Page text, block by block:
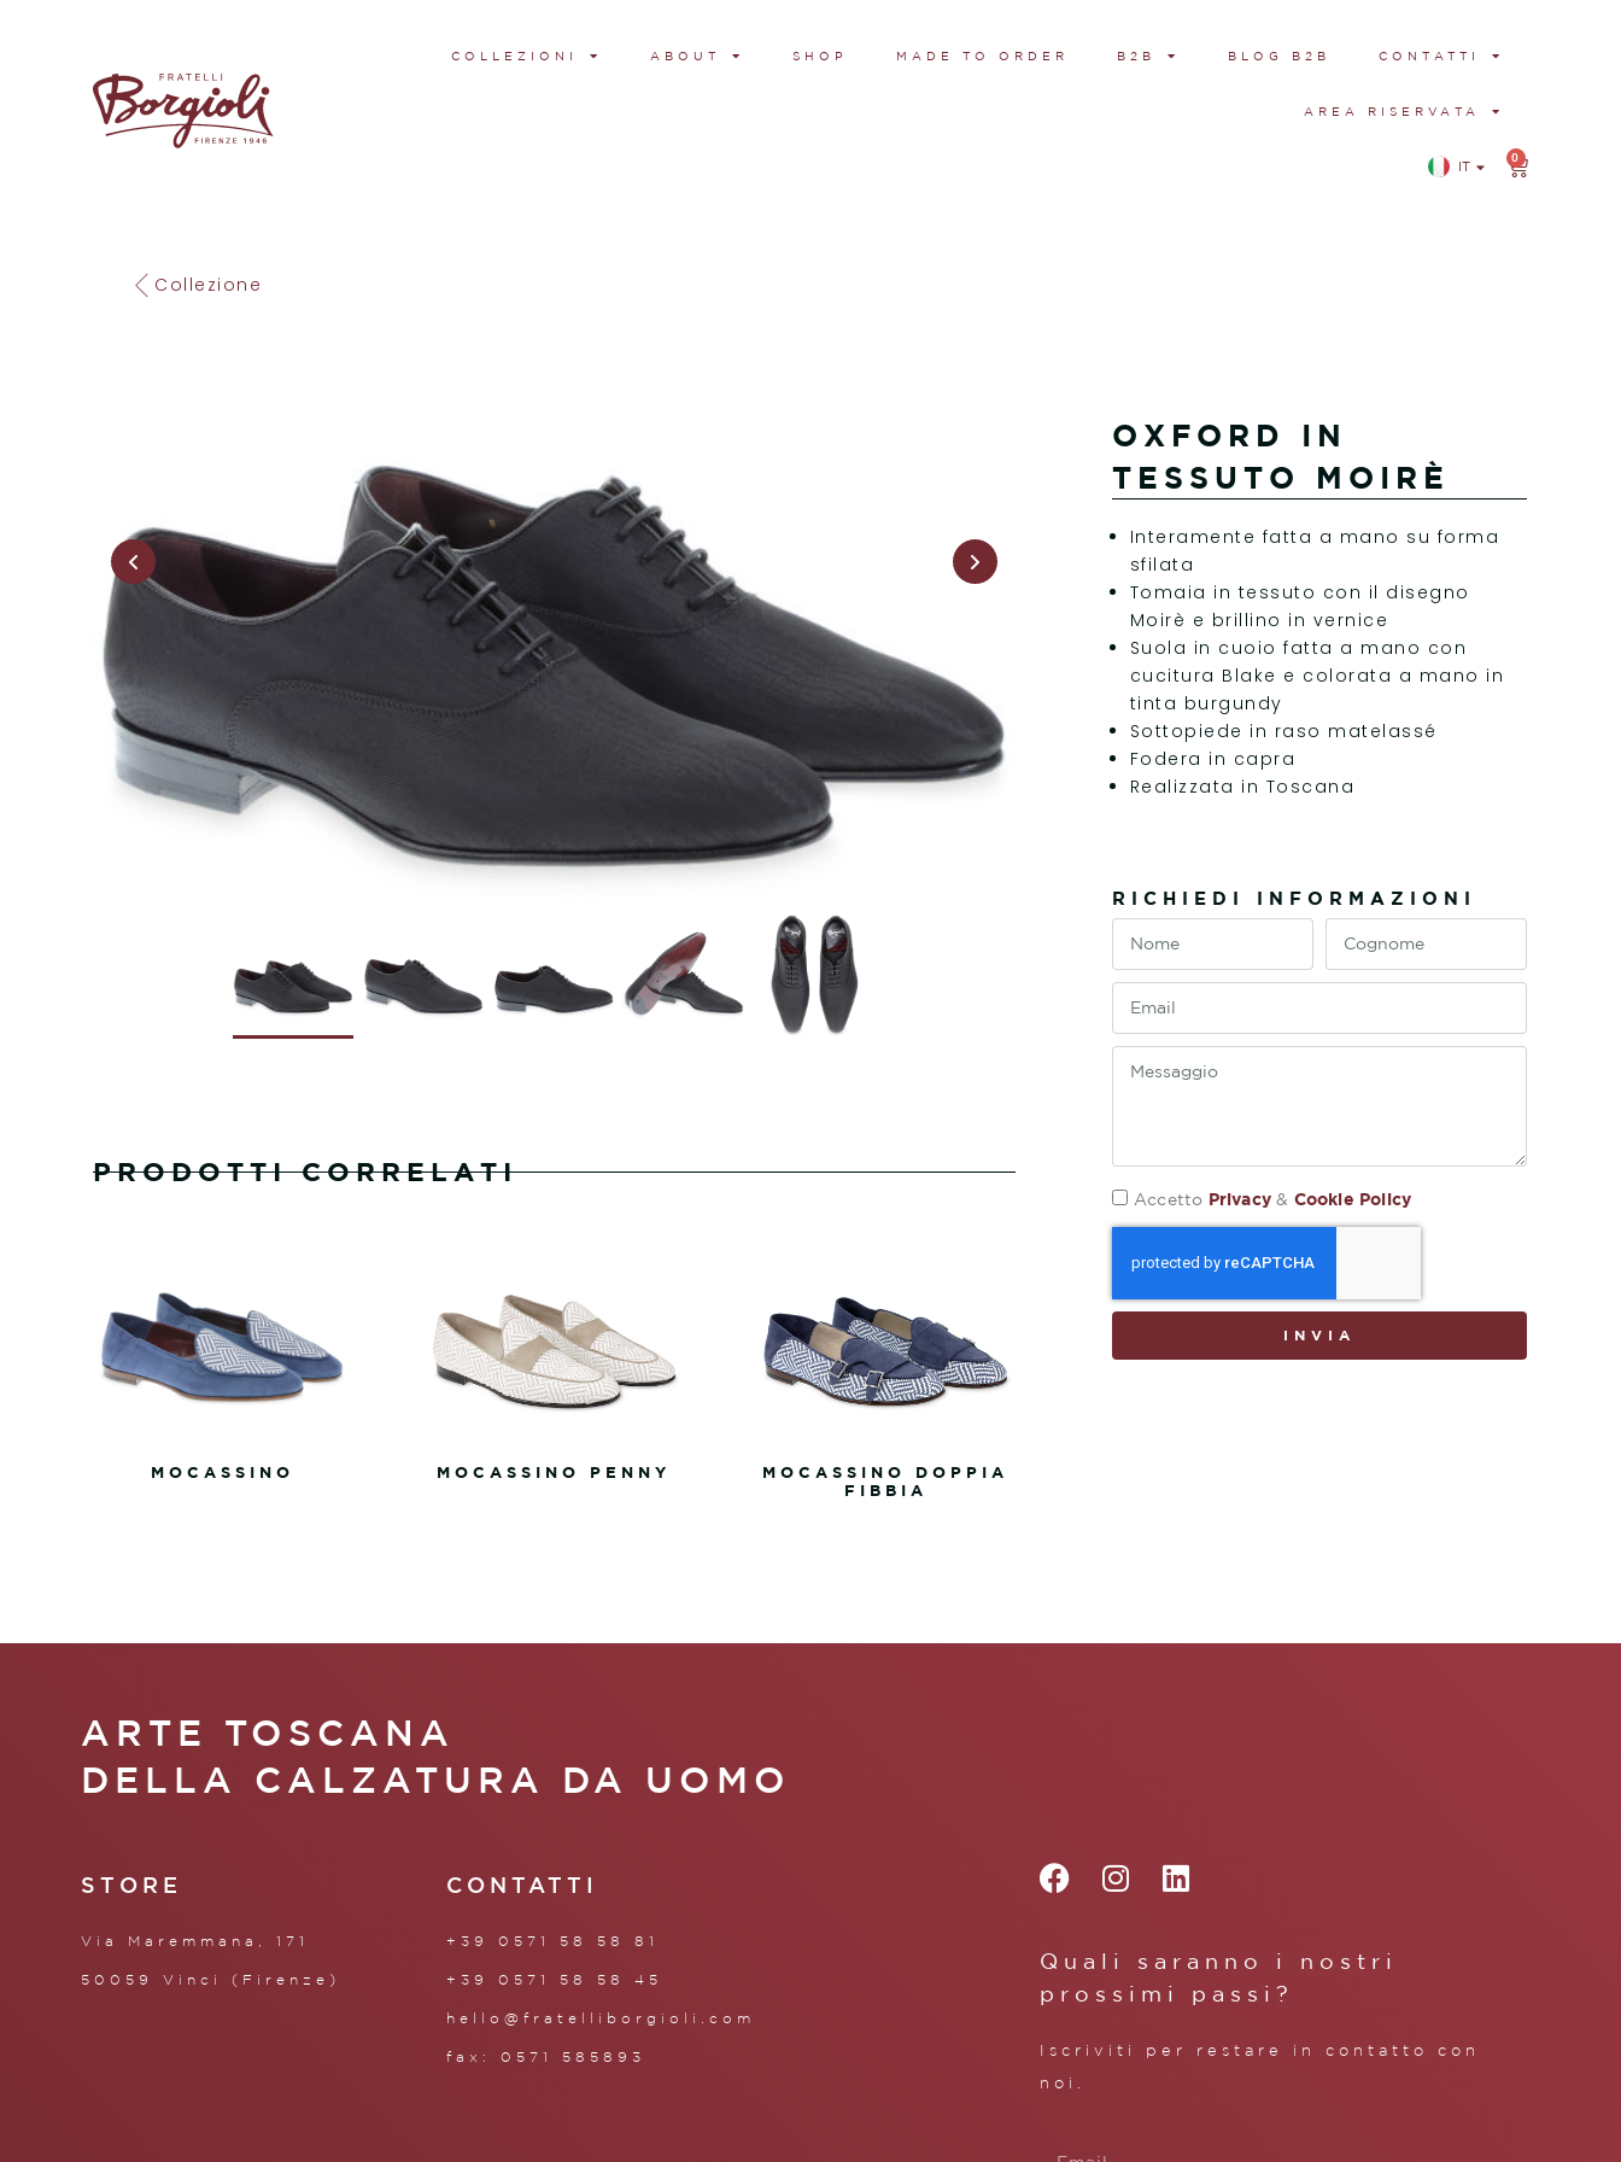
COLLEZIONI ABOUT SHOP MADE TO ORDER B2B BLOG B2B CONTATTI
AREA RISERVATA
IT
EN
0
Collezione
PRODOTTI CORRELATI
MOCASSINO MOCASSINO PENNY
MOCASSINO DOPPIA
FIBBIA
OXFORD IN
TESSUTO MOIRÈ
Interamente fatta a mano su forma
sfilata
Tomaia in tessuto con il disegno
Moirè e brillino in vernice
Suola in cuoio fatta a mano con
cucitura Blake e colorata a mano in
tinta burgundy
Sottopiede in raso matelassé
Fodera in capra
Realizzata in Toscana
RICHIEDI INFORMAZIONI
Accetto Privacy& Cookie Policy
INVIA
ARTE TOSCANA
DELLA CALZATURA DA UOMO
STORE
Via Maremmana, 171
50059 Vinci (Firenze)
CONTATTI
+39 0571 58 58 81
+39 0571 58 58 45
hello@fratelliborgioli.com
fax: 0571 585893
Quali saranno i nostri
prossimi passi?
Iscriviti per restare in contatto con
noi.